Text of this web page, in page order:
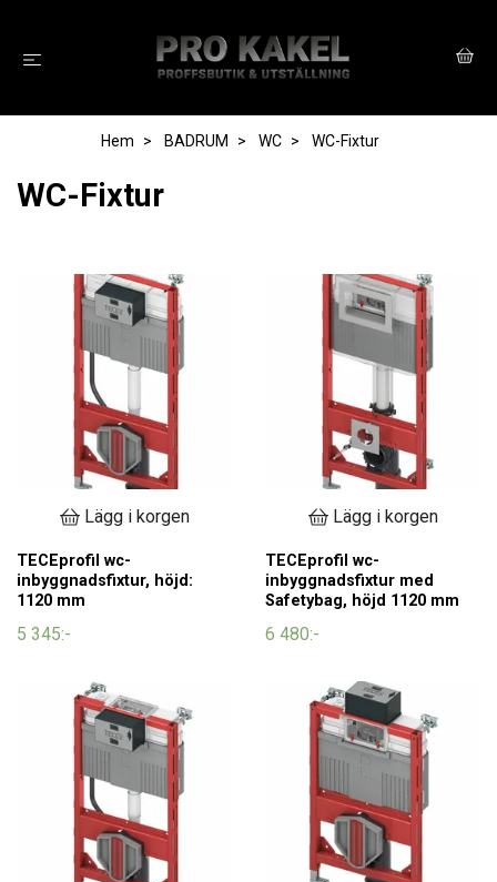
Hem BADRUM WC WC-Fixtur
WC-Fixtur
Lägg i korgen
TECEprofil wc-
inbyggnadsfixtur, höjd:
1120 mm
5 345:-
Lägg i korgen
TECEprofil wc-
inbyggnadsfixtur med
Safetybag, höjd 1120 mm
6 480:-